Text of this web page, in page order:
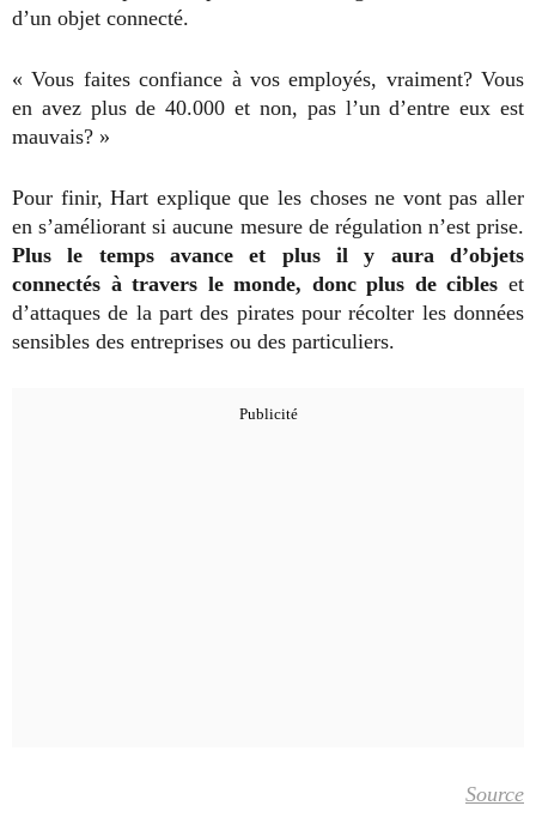
d’un objet connecté.
« Vous faites confiance à vos employés, vraiment? Vous
en avez plus de 40.000 et non, pas l’un d’entre eux est
mauvais? »
Pour finir, Hart explique que les choses ne vont pas aller
en s’améliorant si aucune mesure de régulation n’est prise.
Plus le temps avance et plus il y aura d’objets
connectés à travers le monde, donc plus de cibles et
d’attaques de la part des pirates pour récolter les données
sensibles des entreprises ou des particuliers.
Source